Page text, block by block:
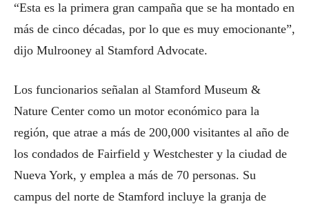
“Esta es la primera gran campaña que se ha montado en
más de cinco décadas, por lo que es muy emocionante”,
dijo Mulrooney al Stamford Advocate.
Los funcionarios señalan al Stamford Museum &
Nature Center como un motor económico para la
región, que atrae a más de 200,000 visitantes al año de
los condados de Fairfield y Westchester y la ciudad de
Nueva York, y emplea a más de 70 personas. Su
campus del norte de Stamford incluye la granja de